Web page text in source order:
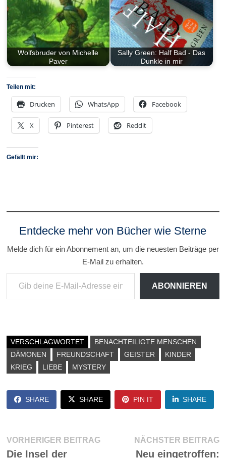
Wolfsbruder von Michelle
Paver
Sally Green: Half Bad - Das
Dunkle in mir
Teilen mit:
Drucken WhatsApp Facebook
X Pinterest Reddit
Gefällt mir:
Entdecke mehr von Bücher wie Sterne
Melde dich für ein Abonnement an, um die neuesten Beiträge per
E-Mail zu erhalten.
Gib deine E-Mail-Adresse ein ...
ABONNIEREN
VERSCHLAGWORTET
BENACHTEILIGTE MENSCHEN
DÄMONEN
FREUNDSCHAFT GEISTER
KINDER
KRIEG
LIEBE MYSTERY
SHARE SHARE PIN IT SHARE
Beitragsnavigation
VORHERIGER BEITRAGVorheriger
Die Insel der
NÄCHSTER BEITRAG
Neu eingetroffen: